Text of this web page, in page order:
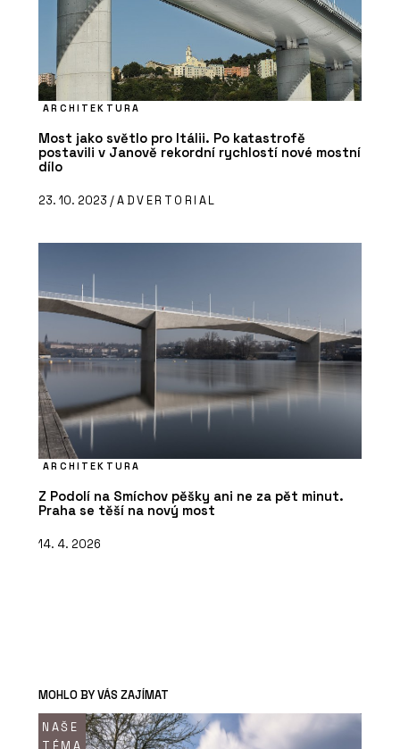
ARCHITEKTURA
Most jako světlo pro Itálii. Po katastrofě
postavili v Janově rekordní rychlostí nové mostní
dílo
23. 10. 2023 /ADVERTORIAL
ARCHITEKTURA
Z Podolí na Smíchov pěšky ani ne za pět minut.
Praha se těší na nový most
14. 4. 2026
MOHLO BY VÁS ZAJÍMAT
NAŠE